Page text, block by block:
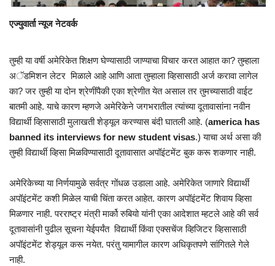
एज्युवार्ता न्यूज नेटवर्क
तुम्ही या वर्षी अमेरिकेत शिक्षण घेण्यासाठी जाण्याचा विचार करत आहात का? तुम्हाला
अॅडमिशन लेटर मिळाले आहे आणि आता तुम्हाला व्हिसासाठी अर्ज करावा लागेल
का? जर तुम्ही या दोन श्रेणींपैकी एका श्रेणीत येत असाल तर तुमच्यासाठी वाईट
बातमी आहे. याचे कारण म्हणजे अमेरिकेने जगभरातील त्यांच्या दूतावासांना नवीन
विद्यार्थी व्हिसासाठी मुलाखती शेड्यूल करण्यास बंदी घातली आहे. (america has
banned its interviews for new student visas.) याचा अर्थ असा की
तुम्ही विद्यार्थी व्हिसा मिळविण्यासाठी दूतावासात अपॉइंटमेंट बुक करू शकणार नाही.
अमेरिकेच्या या निर्णयामुळे सर्वत्र गोंधळ उडाला आहे. अमेरिकेत जाणारे विद्यार्थी
अपॉइंटमेंट कशी मिळेल याची चिंता करत आहेत. कारण अपॉइंटमेंट शिवाय व्हिसा
मिळणार नाही. परराष्ट्र मंत्री मार्को रुबियो यांनी एका आदेशात म्हटले आहे की सर्व
दूतावासांनी पुढील सूचना येईपर्यंत विद्यार्थी किंवा एक्सचेंज व्हिजिटर व्हिसासाठी
अपॉइंटमेंट शेड्यूल करू नयेत. परंतु यामागील कारण अधिकृतपणे सांगितले गेले
नाही.